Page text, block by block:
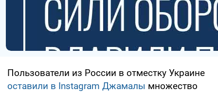
Пользователи из России в отместку Украине
оставили в Instagram Джамалы множество